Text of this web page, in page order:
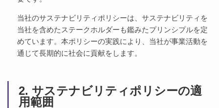
当社のサステナビリティポリシーは、サステナビリティを
当社を含めたステークホルダーも鑑みたプリンシプルを定
めています。本ポリシーの実践により、当社が事業活動を
通じて長期的に社会に貢献をします。
2. サステナビリティポリシーの適
用範囲